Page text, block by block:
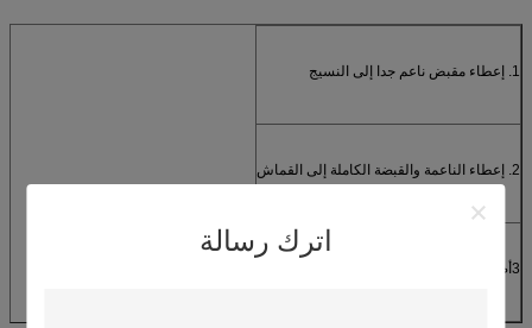
اترك رسالة
1. إعطاء مقبض ناعم جدا إلى النسيج
2. إعطاء الناعمة والقبضة الكاملة إلى القماش
3أصفر قليلاً